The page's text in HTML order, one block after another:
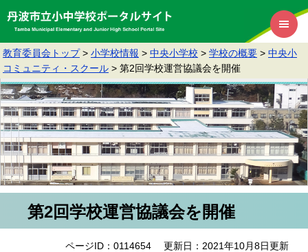
教育委員会トップ > 小学校情報 > 中央小学校 > 学校の概要 > 中央小
コミュニティ・スクール > 第2回学校運営協議会を開催
第2回学校運営協議会を開催
ページID：0114654
更新日：2021年10月8日更新